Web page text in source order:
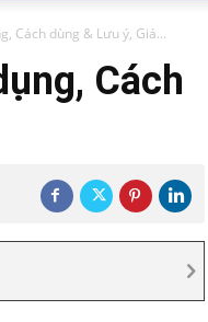
Cách dùng & Lưu ý, Giá...
Cách